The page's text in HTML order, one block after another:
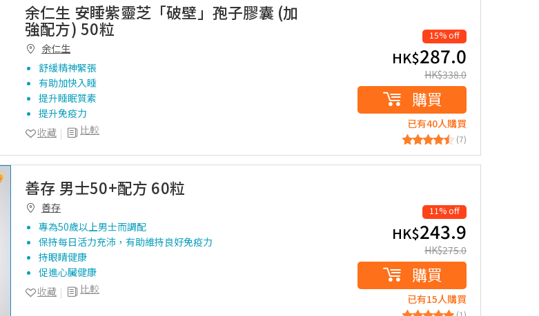
余仁生 安睡紫靈芝「破壁」孢子膠囊 (加
強配方) 50粒
余仁生
舒緩精神緊張
有助加快入睡
提升睡眠質素
提升免疫力
比較
收藏
15% off
HK$287.0
HK$338.0
購買
已有40人購買
(7)
善存 男士50+配方 60粒
善存
專為50歲以上男士而調配
保持每日活力充沛，有助維持良好免疫力
持眼睛健康
促進心臟健康
比較
收藏
11% off
HK$243.9
HK$275.0
購買
已有15人購買